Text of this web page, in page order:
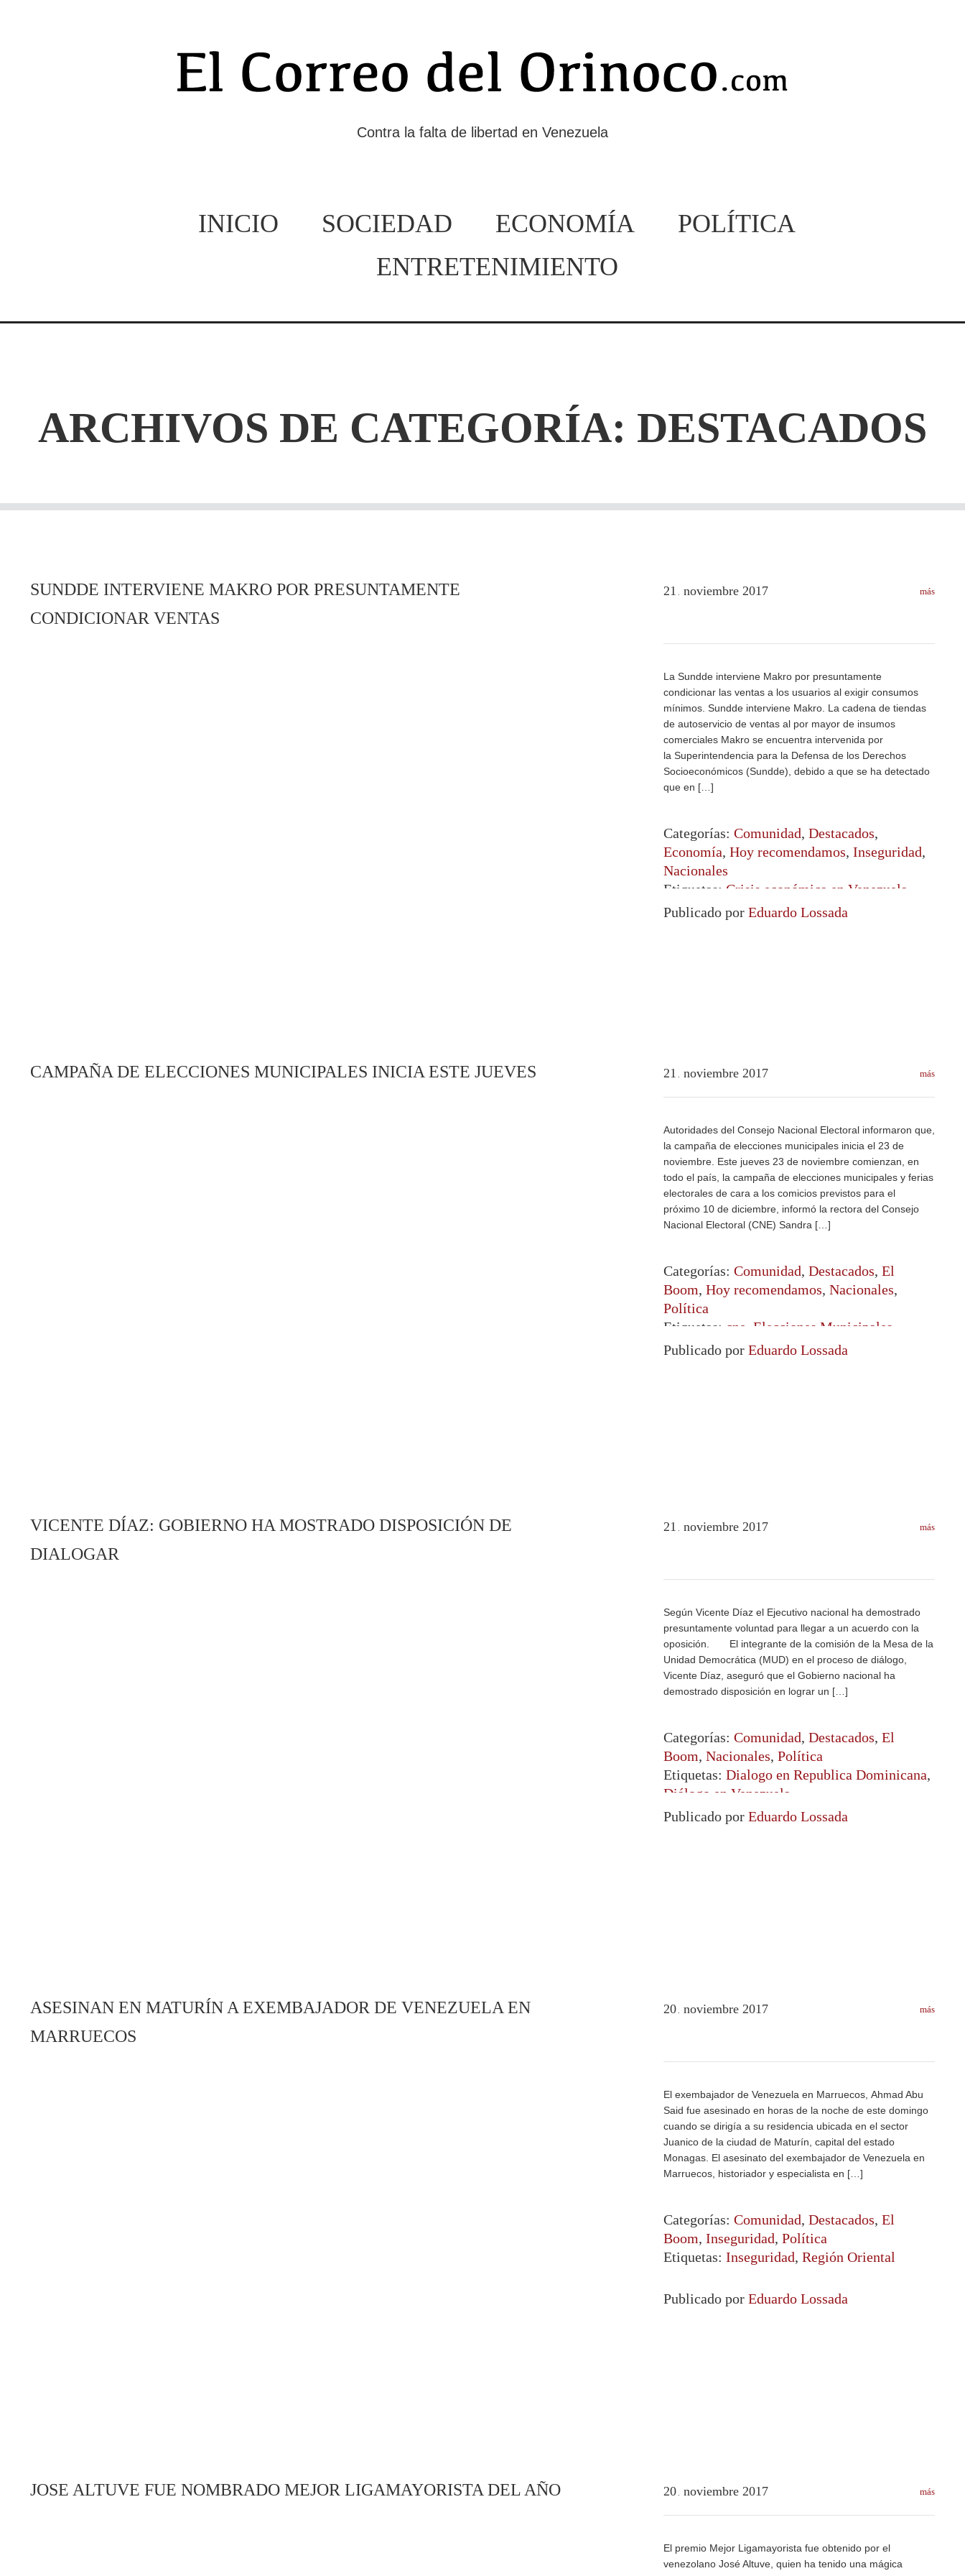
Contra la falta de libertad en Venezuela
INICIO SOCIEDAD ECONOMÍA
POLÍTICA
ENTRETENIMIENTO
ARCHIVOS DE CATEGORÍA: DESTACADOS
SUNDDE INTERVIENE MAKRO POR PRESUNTAMENTE
CONDICIONAR VENTAS
21 noviembre 2017
La Sundde interviene Makro por presuntamente
condicionar las ventas a los usuarios al exigir consumos
mínimos. Sundde interviene Makro. La cadena de tiendas
de autoservicio de ventas al por mayor de insumos
comerciales Makro se encuentra intervenida por
la Superintendencia para la Defensa de los Derechos
Socioeconómicos (Sundde), debido a que se ha detectado
que en […]
más
Categorías: Comunidad, Destacados,
Economía, Hoy recomendamos, Inseguridad,
Nacionales
Etiquetas: Crisis económica en Venezuela
expropiaciones,makro ,sundde
Publicado por Eduardo Lossada
CAMPAÑA DE ELECCIONES MUNICIPALES INICIA ESTE JUEVES 21 noviembre 2017
Autoridades del Consejo Nacional Electoral informaron que,
la campaña de elecciones municipales inicia el 23 de
noviembre. Este jueves 23 de noviembre comienzan, en
todo el país, la campaña de elecciones municipales y ferias
electorales de cara a los comicios previstos para el
próximo 10 de diciembre, informó la rectora del Consejo
Nacional Electoral (CNE) Sandra […]
más
Categorías: Comunidad, Destacados, El
Boom, Hoy recomendamos, Nacionales,
Política
Etiquetas: cne Elecciones Municipales
Municipales 2017,rectores CNE
Publicado por Eduardo Lossada
VICENTE DÍAZ: GOBIERNO HA MOSTRADO DISPOSICIÓN DE
DIALOGAR
21 noviembre 2017
Según Vicente Díaz el Ejecutivo nacional ha demostrado
presuntamente voluntad para llegar a un acuerdo con la
oposición. El integrante de la comisión de la Mesa de la
Unidad Democrática (MUD) en el proceso de diálogo,
Vicente Díaz, aseguró que el Gobierno nacional ha
demostrado disposición en lograr un […]
más
Categorías: Comunidad, Destacados, El
Boom, Nacionales, Política
Etiquetas: Dialogo en Republica Dominicana,
Diálogo en Venezuela
Publicado por Eduardo Lossada
ASESINAN EN MATURÍN A EXEMBAJADOR DE VENEZUELA EN
MARRUECOS
20 noviembre 2017
El exembajador de Venezuela en Marruecos, Ahmad Abu
Said fue asesinado en horas de la noche de este domingo
cuando se dirigía a su residencia ubicada en el sector
Juanico de la ciudad de Maturín, capital del estado
Monagas. El asesinato del exembajador de Venezuela en
Marruecos, historiador y especialista en […]
más
Categorías: Comunidad, Destacados, El
Boom, Inseguridad, Política
Etiquetas: Inseguridad, Región Oriental
Publicado por Eduardo Lossada
JOSE ALTUVE FUE NOMBRADO MEJOR LIGAMAYORISTA DEL AÑO 20 noviembre 2017
El premio Mejor Ligamayorista fue obtenido por el
venezolano José Altuve, quien ha tenido una mágica
más